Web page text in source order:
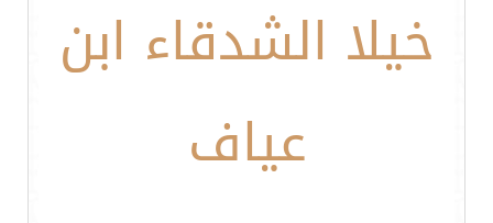
خيلا الشدقاء ابن
عياف